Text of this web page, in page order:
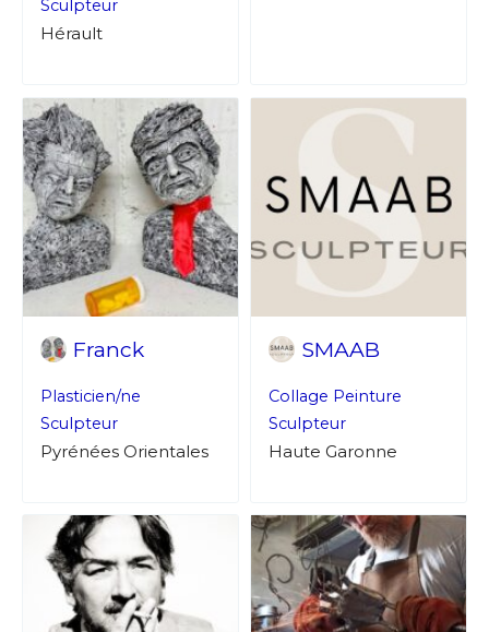
* Champ obligatoire
Sculpteur
Hérault
Franck
Plasticien/ne
Sculpteur
Pyrénées Orientales
SMAAB
Collage Peinture
Sculpteur
Haute Garonne